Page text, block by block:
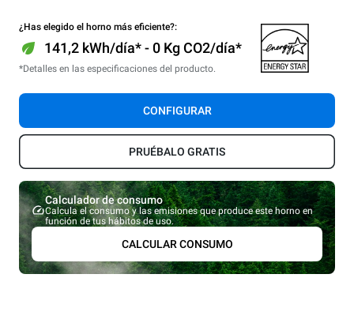
¿Has elegido el horno más eficiente?:
141,2 kWh/día* - 0 Kg CO2/día*
*Detalles en las especificaciones del producto.
CONFIGURAR
PRUÉBALO GRATIS
Calculador de consumo
Calcula el consumo y las emisiones que produce este horno en
función de tus hábitos de uso.
CALCULAR CONSUMO